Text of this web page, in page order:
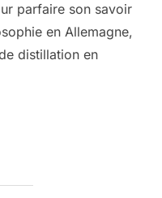
parfaire son savoir
en Allemagne,
distillation en